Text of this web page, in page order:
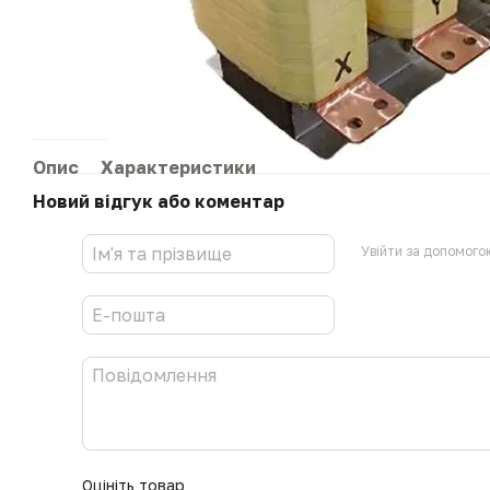
Опис
Характеристики
Новий відгук або коментар
Увійти за
Оцініть товар